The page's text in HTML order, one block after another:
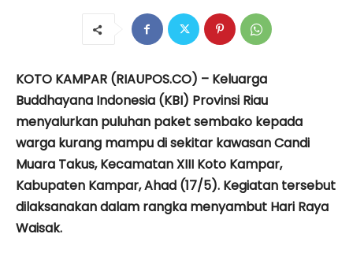
KOTO KAMPAR (RIAUPOS.CO) – Keluarga
Buddhayana Indonesia (KBI) Provinsi Riau
menyalurkan puluhan paket sembako kepada
warga kurang mampu di sekitar kawasan Candi
Muara Takus, Kecamatan XIII Koto Kampar,
Kabupaten Kampar, Ahad (17/5). Kegiatan tersebut
dilaksanakan dalam rangka menyambut Hari Raya
Waisak.